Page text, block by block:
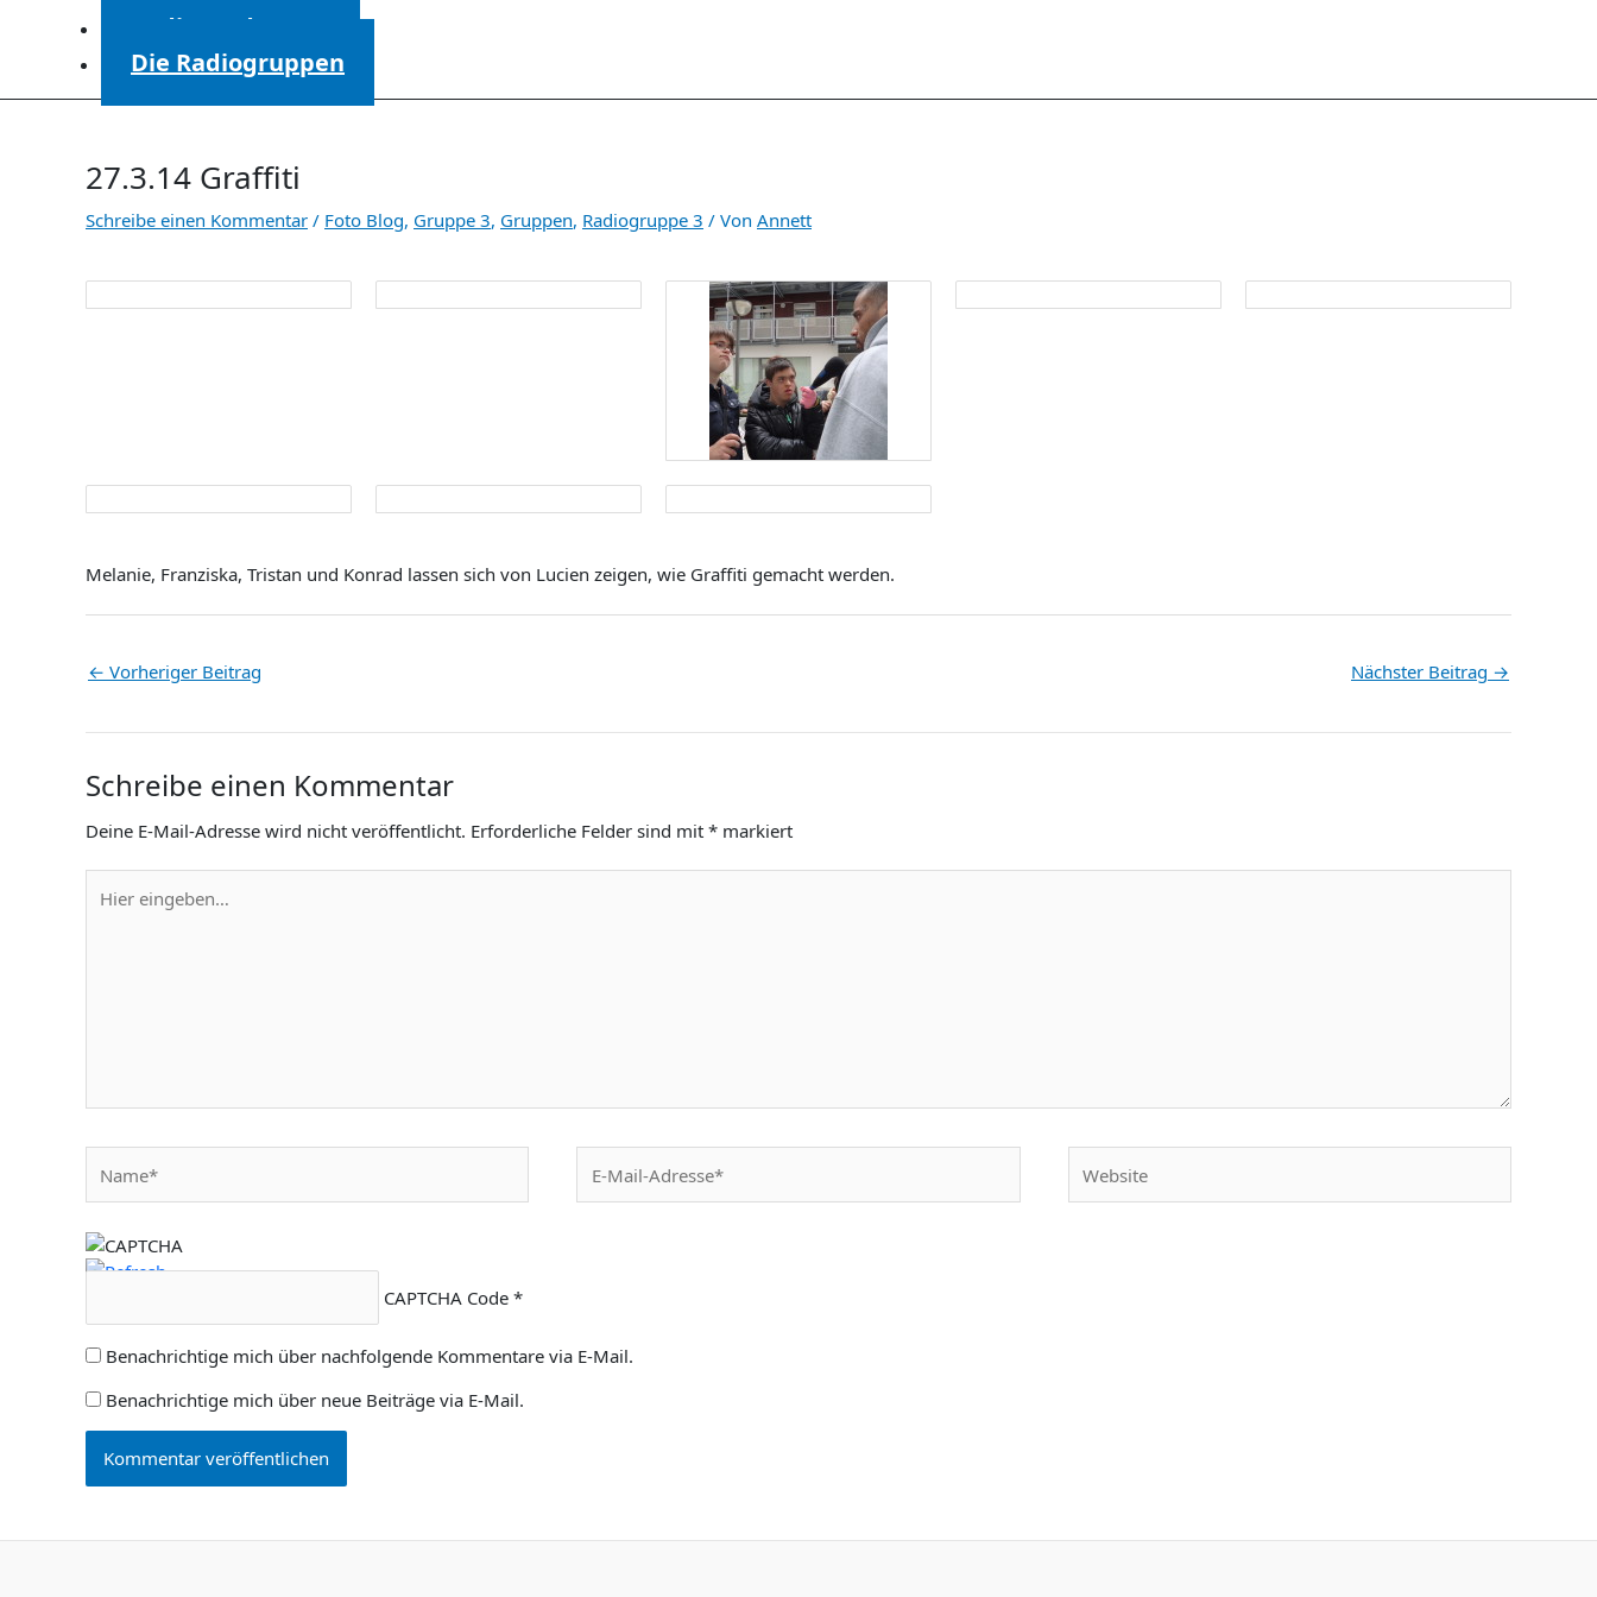
Radiosendungen
Die Radiogruppen
27.3.14 Graffiti
Schreibe einen Kommentar / Foto Blog, Gruppe 3, Gruppen, Radiogruppe 3 / Von Annett
Melanie, Franziska, Tristan und Konrad lassen sich von Lucien zeigen, wie Graffiti gemacht werden.
← Vorheriger Beitrag Nächster Beitrag →
Schreibe einen Kommentar
Deine E-Mail-Adresse wird nicht veröffentlicht. Erforderliche Felder sind mit * markiert
eingeben…
Mail-
CAPTCHA Code*
Benachrichtige mich über nachfolgende Kommentare via E-Mail.
Benachrichtige mich über neue Beiträge via E-Mail.